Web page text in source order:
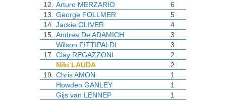
12.
Arturo MERZARIO
6
13.
George FOLLMER
5
14. Jackie OLIVER
4
15. Andrea De ADAMICH
3
Wilson FITTIPALDI
3
17.
Clay REGAZZONI
2
Niki LAUDA
2
19.
Chris AMON
1
Howden GANLEY
1
Gijs van LENNEP
1